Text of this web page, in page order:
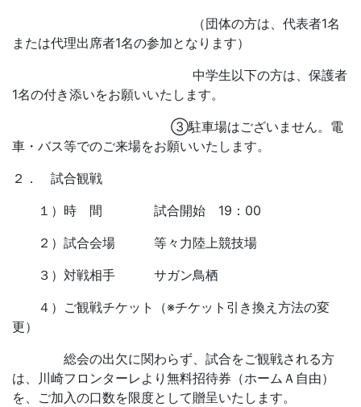
（団体の方は、代表者1名
または代理出席者1名の参加となります）
中学生以下の方は、保護者
1名の付き添いをお願いいたします。
③駐車場はございません。電
車・バス等でのご来場をお願いいたします。
２． 試合観戦
１）時 間 試合開始 19：00
２）試合会場 等々力陸上競技場
３）対戦相手 サガン鳥栖
４）ご観戦チケット（※チケット引き換え方法の変
更）
総会の出欠に関わらず、試合をご観戦される方
は、川崎フロンターレより無料招待券（ホームＡ自由）
を、ご加入の口数を限度として贈呈いたします。